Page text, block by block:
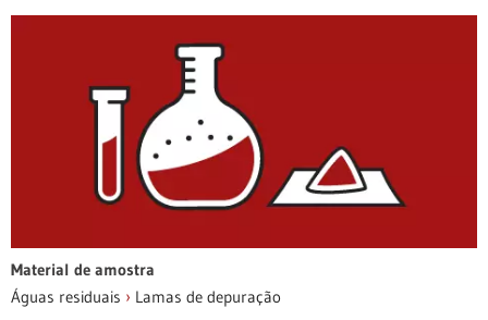
Material de amostra
Águas residuais › Lamas de depuração